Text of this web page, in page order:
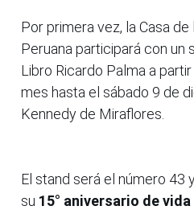
Por primera vez, la Casa
Peruana participará con un
Libro Ricardo Palma a
mes hasta el sábado 9 de
Kennedy de Miraflores.
El stand será el número 43
su 15° aniversario de